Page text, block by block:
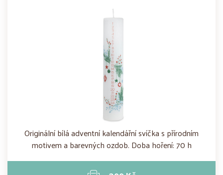
Originální bílá adventní kalendářní svíčka s přírodním
motivem a barevných ozdob. Doba hoření: 70 h